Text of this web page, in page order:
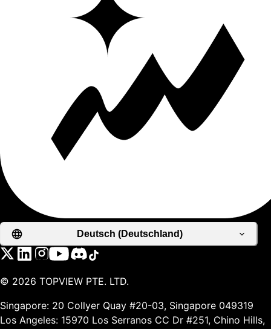
Deutsch (Deutschland)
© 2026 TOPVIEW PTE. LTD.
Singapore: 20 Collyer Quay #20-03, Singapore 049319
Los Angeles: 15970 Los Serranos CC Dr #251, Chino Hills,